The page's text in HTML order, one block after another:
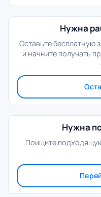
Нужна
Оставьте бесплатную
и начните получать
Нужна
Поищите